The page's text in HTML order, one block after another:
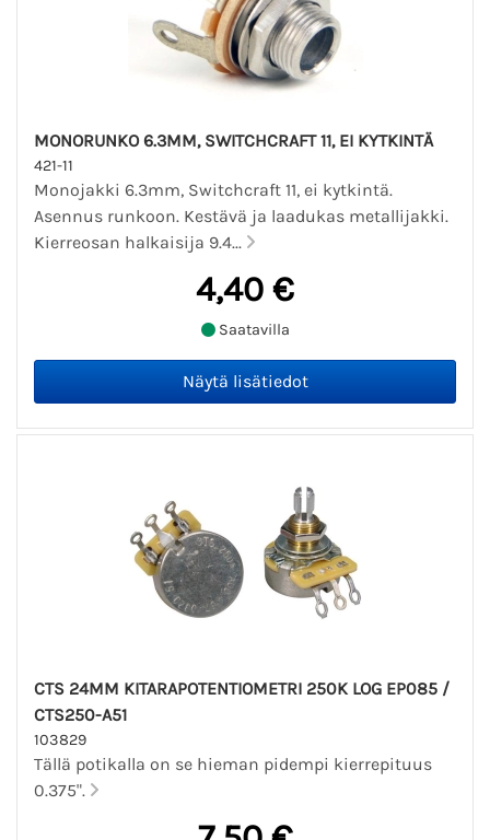
MONORUNKO 6.3MM, SWITCHCRAFT 11, EI KYTKINTÄ
421-11
Monojakki 6.3mm, Switchcraft 11, ei kytkintä.
Asennus runkoon. Kestävä ja laadukas metallijakki.
Kierreosan halkaisija 9.4...
4,40 €
Saatavilla
CTS 24MM KITARAPOTENTIOMETRI 250K LOG EP085 /
CTS250-A51
103829
Tällä potikalla on se hieman pidempi kierrepituus
0.375".